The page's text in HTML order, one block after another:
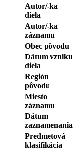
Autor/-ka
diela
Autor/-ka
záznamu
Obec pôvodu
Dátum vzniku
diela
Región
pôvodu
Miesto
záznamu
Dátum
zaznamenania
Predmetová
klasifikácia